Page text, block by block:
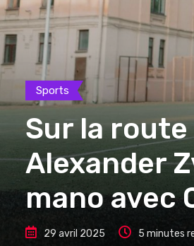
Sports
Sur la route
Alexander
mano avec
29 avril 2025 5 minutes